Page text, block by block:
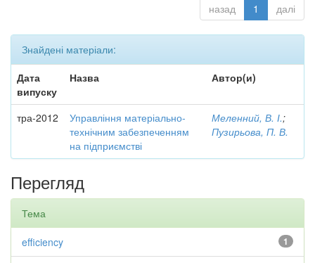
назад 1 далі
Знайдені матеріали:
Дата
випуску
Назва Автор(и)
тра-2012
Управління матеріально-
технічним забезпеченням
на підприємстві
Меленний, В. І.;
Пузирьова, П. В.
Перегляд
Тема
1
efficiency